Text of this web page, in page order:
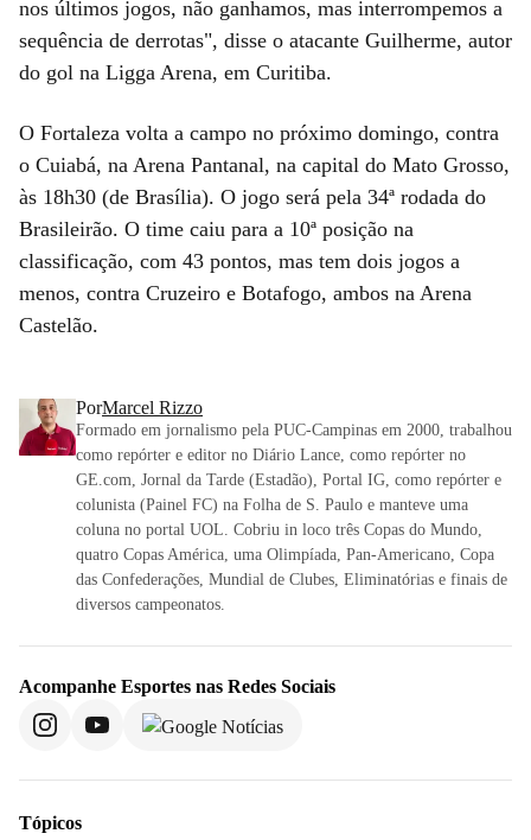
nos últimos jogos, não ganhamos, mas interrompemos a
sequência de derrotas", disse o atacante Guilherme, autor
do gol na Ligga Arena, em Curitiba.
O Fortaleza volta a campo no próximo domingo, contra
o Cuiabá, na Arena Pantanal, na capital do Mato Grosso,
às 18h30 (de Brasília). O jogo será pela 34ª rodada do
Brasileirão. O time caiu para a 10ª posição na
classificação, com 43 pontos, mas tem dois jogos a
menos, contra Cruzeiro e Botafogo, ambos na Arena
Castelão.
PorMarcel Rizzo
Formado em jornalismo pela PUC-Campinas em 2000, trabalhou
como repórter e editor no Diário Lance, como repórter no
GE.com, Jornal da Tarde (Estadão), Portal IG, como repórter e
colunista (Painel FC) na Folha de S. Paulo e manteve uma
coluna no portal UOL. Cobriu in loco três Copas do Mundo,
quatro Copas América, uma Olimpíada, Pan-Americano, Copa
das Confederações, Mundial de Clubes, Eliminatórias e finais de
diversos campeonatos.
Acompanhe Esportes nas Redes Sociais
Tópicos